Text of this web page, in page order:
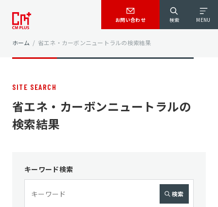
検索 MENU
お問い合わせ
ホーム / 省エネ・カーボンニュートラルの検索結果
SITE SEARCH
省エネ・カーボンニュートラルの
検索結果
キーワード検索